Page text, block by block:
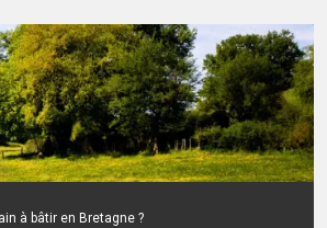
à bâtir en Bretagne ?